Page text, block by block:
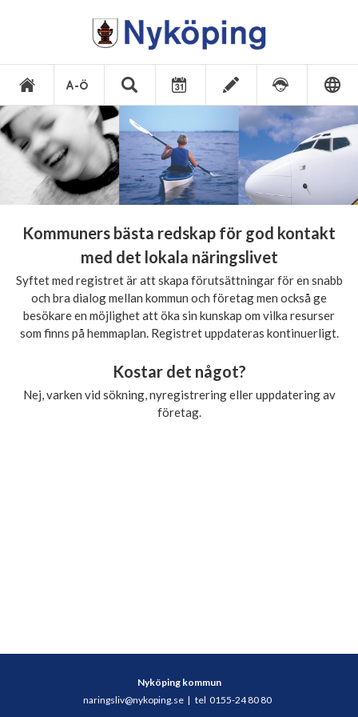
Kommuners bästa redskap för god kontakt
med det lokala näringslivet
Syftet med registret är att skapa förutsättningar för en snabb
och bra dialog mellan kommun och företag men också ge
besökare en möjlighet att öka sin kunskap om vilka resurser
som finns på hemmaplan. Registret uppdateras kontinuerligt.
Kostar det något?
Nej, varken vid sökning, nyregistrering eller uppdatering av
företag.
Nyköping kommun
naringsliv@nykoping.se | tel 0155-24 80 80